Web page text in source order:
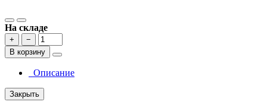
На складе
+
−
В корзину
Описание
Закрыть